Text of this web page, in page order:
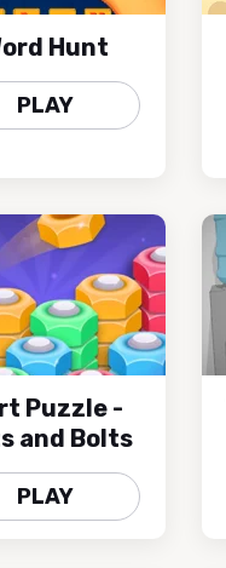
Hunt
PLAY
Puzzle -
and Bolts
PLAY